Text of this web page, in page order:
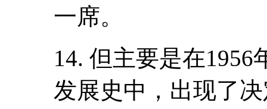
一席。
14. 但主要是在
发展史中，出现了